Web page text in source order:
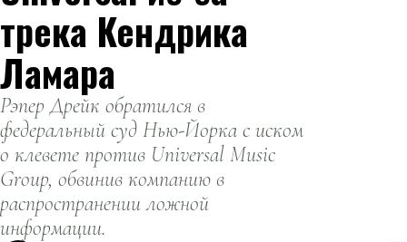
трека Кендрика
Ламара
Рэпер Дрейк обратился в
федеральный суд Нью-Йорка с иском
о клевете против Universal Music
Group, обвинив компанию в
распространении ложной
информации.